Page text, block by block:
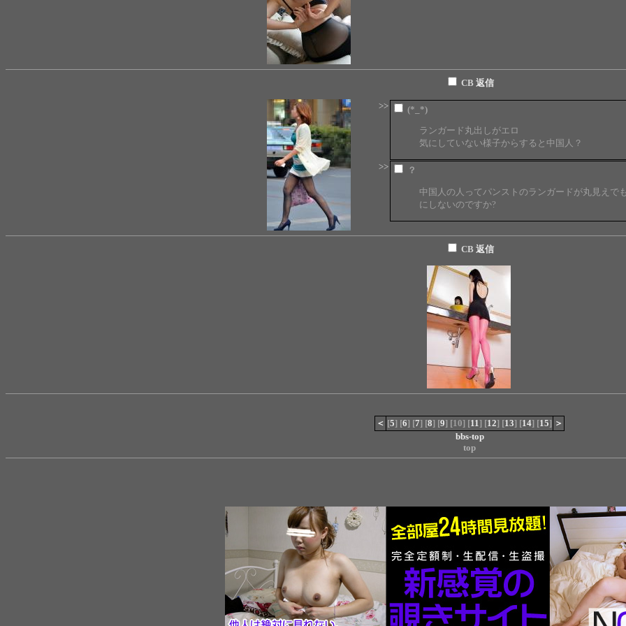
CB 返信
>>
(*_*)
ランガード丸出しがエロ
気にしていない様子からすると中国人？
>> ？
中国人の人ってパンストのランガードが丸見えで
にしないのですか?
CB 返信
＜ [5] [6] [7] [8] [9] [10] [11] [12] [13] [14] [15] ＞
bbs-top
top